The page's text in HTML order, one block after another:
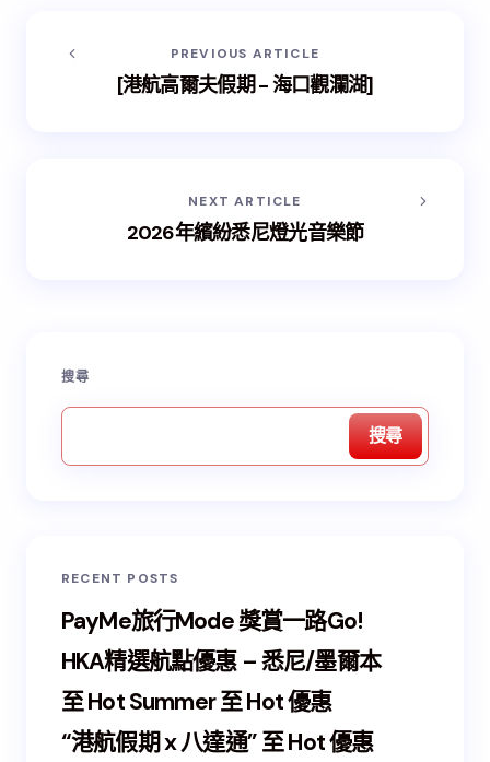
PREVIOUS ARTICLE
[港航高爾夫假期 - 海口觀瀾湖]
NEXT ARTICLE
2026年繽紛悉尼燈光音樂節
搜尋
搜尋
RECENT POSTS
PayMe旅行Mode 獎賞一路Go!
HKA精選航點優惠 – 悉尼/墨爾本
至 Hot Summer 至 Hot 優惠
“港航假期 x 八達通” 至 Hot 優惠